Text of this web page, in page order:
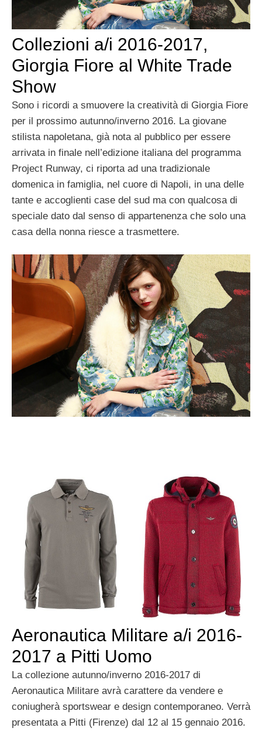
Collezioni a/i 2016-2017,
Giorgia Fiore al White Trade
Show
Sono i ricordi a smuovere la creatività di Giorgia Fiore
per il prossimo autunno/inverno 2016. La giovane
stilista napoletana, già nota al pubblico per essere
arrivata in finale nell’edizione italiana del programma
Project Runway, ci riporta ad una tradizionale
domenica in famiglia, nel cuore di Napoli, in una delle
tante e accoglienti case del sud ma con qualcosa di
speciale dato dal senso di appartenenza che solo una
casa della nonna riesce a trasmettere.
Aeronautica Militare a/i 2016-
2017 a Pitti Uomo
La collezione autunno/inverno 2016-2017 di
Aeronautica Militare avrà carattere da vendere e
coniugherà sportswear e design contemporaneo. Verrà
presentata a Pitti (Firenze) dal 12 al 15 gennaio 2016.